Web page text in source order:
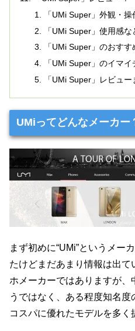
「UMi Super」外観・操
「UMi Super」使用感な
「UMi Super」のおすす
「UMi Super」のイマイ
「UMi Super」レビュー
UMiってどんなメーカー
まず初めに“UMi”というメー
たけどまだあまり情報は出
ホメーカーではありますが
うではなく、ある程度知名度
コスパに優れたモデルを多く